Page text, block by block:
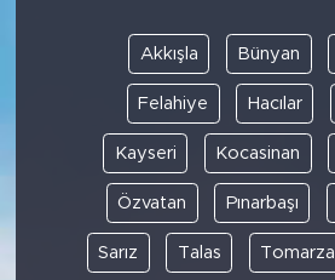
Akkışla Bünyan
Felahiye Hacılar
Kayseri Kocasinan
Özvatan Pınarbaşı
Sarız Talas Tomarza
POLİTİKA
EKONOMİ
SPOR
KÜLTÜR SANAT